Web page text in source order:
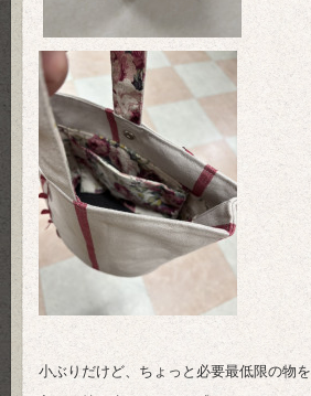
小ぶりだけど、ちょっと必要最低限の物を